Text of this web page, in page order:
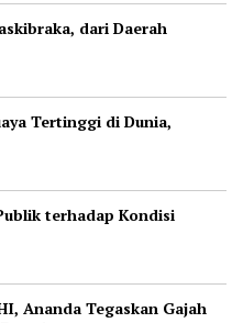
dari Daerah
Tertinggi di Dunia,
terhadap Kondisi
Ananda Tegaskan Gajah